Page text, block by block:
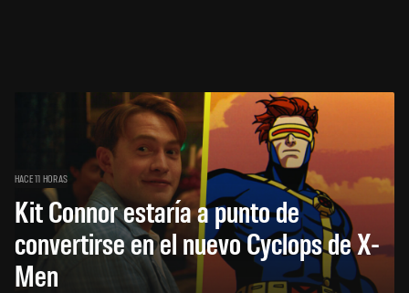
HACE 11 HORAS
Kit Connor estaría a punto de
convertirse en el nuevo Cyclops de X-
Men